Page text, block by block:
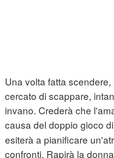
Una volta fatta
cercato di scappare,
invano. Crederà che
causa del doppio gioco di
esiterà a pianificare
confronti. Rapirà la